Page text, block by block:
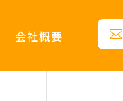
会社概要